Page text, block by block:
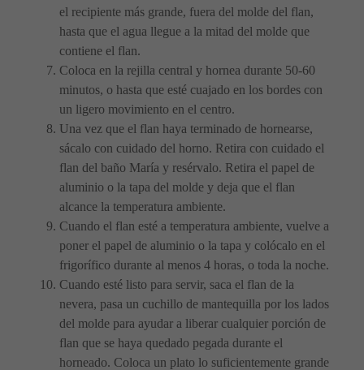
el recipiente más grande, fuera del molde del flan,
hasta que el agua llegue a la mitad del molde que
contiene el flan.
Coloca en la rejilla central y hornea durante 50-60
minutos, o hasta que esté cuajado en los bordes con
un ligero movimiento en el centro.
Una vez que el flan haya terminado de hornearse,
sácalo con cuidado del horno. Retira con cuidado el
flan del baño María y resérvalo. Retira el papel de
aluminio o la tapa del molde y deja que el flan
alcance la temperatura ambiente.
Cuando el flan esté a temperatura ambiente, vuelve a
poner el papel de aluminio o la tapa y colócalo en el
frigorífico durante al menos 4 horas, o toda la noche.
Cuando esté listo para servir, saca el flan de la
nevera, pasa un cuchillo de mantequilla por los lados
del molde para ayudar a liberar cualquier porción de
flan que se haya quedado pegada durante el
horneado. Coloca un plato lo suficientemente grande